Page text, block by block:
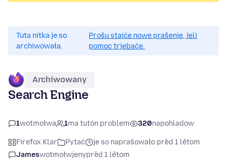
Tuta nitka je so
archiwowała.
Prošu stajće nowe prašenje, jeli
pomoc trjebaće.
Archiwowany
Search Engine
1wotmołwa 1ma tutón problem 320napohladow
Firefox Klar Pytać
je so naprašowało před 1 lětom
Jameswotmołwjenypřed 1 lětom